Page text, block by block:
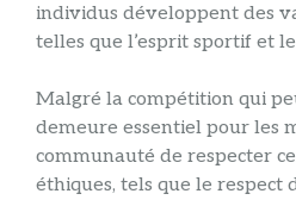
individus développent des
telles que l’esprit sportif et
Malgré la compétition qui
demeure essentiel pour les
communauté de respecter
éthiques, tels que le respect